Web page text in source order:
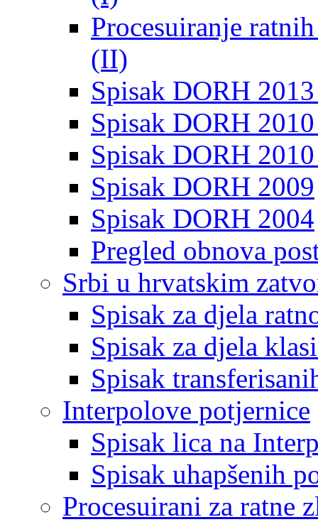
Procesuiranje
(II)
Spisak DORH
Spisak DORH
Spisak DORH
Spisak DORH 2009
Spisak DORH 2004
Pregled obnova
Srbi u hrvatskim
Spisak za djela
Spisak za djela
Spisak
Interpolove potjernice
Spisak lica na
Spisak uhapšenih
Procesuirani za ratne